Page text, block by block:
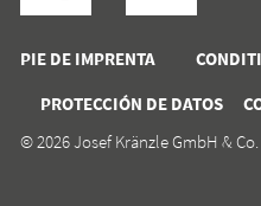
PIE DE IMPRENTA
PROTECCIÓN DE DATOS
© 2026 Josef Kränzle GmbH & Co.